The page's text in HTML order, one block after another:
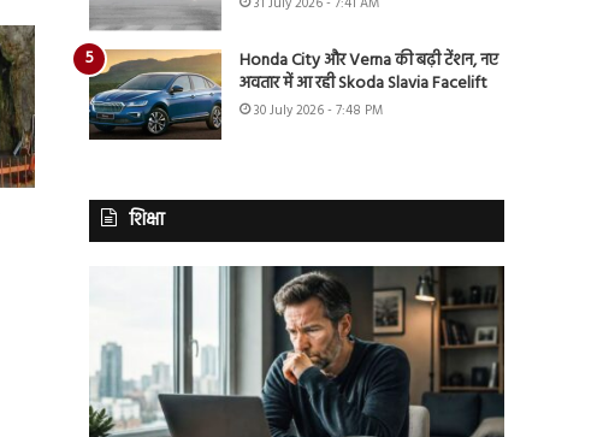
Honda City और Verna की बढ़ी टेंशन, नए
अवतार में आ रही Skoda Slavia Facelift
30 July 2026 - 7:48 PM
शिक्षा